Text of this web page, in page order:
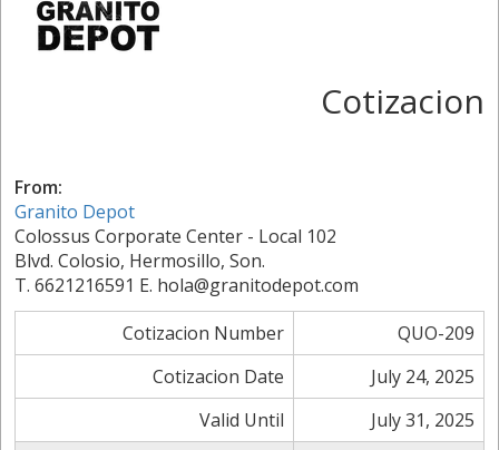
Cotizacion
From:
Granito Depot
Colossus Corporate Center - Local 102
Blvd. Colosio, Hermosillo, Son.
T. 6621216591 E. hola@granitodepot.com
Cotizacion Number
QUO-209
Cotizacion Date
July 24, 2025
Valid Until
July 31, 2025